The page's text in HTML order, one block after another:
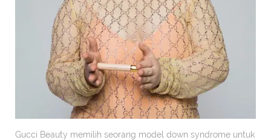
Gucci Beauty memilih seorang model down syndrome untuk